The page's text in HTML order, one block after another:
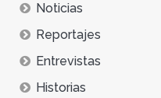
Noticias
Reportajes
Entrevistas
Historias